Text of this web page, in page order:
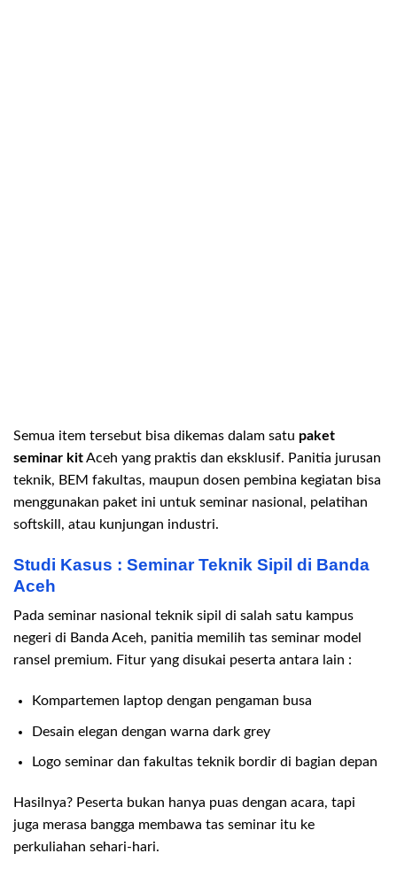
Semua item tersebut bisa dikemas dalam satu paket
seminar kitAceh yang praktis dan eksklusif. Panitia jurusan
teknik, BEM fakultas, maupun dosen pembina kegiatan bisa
menggunakan paket ini untuk seminar nasional, pelatihan
softskill, atau kunjungan industri.
Studi Kasus : Seminar Teknik Sipil di Banda
Aceh
Pada seminar nasional teknik sipil di salah satu kampus
negeri di Banda Aceh, panitia memilih tas seminar model
ransel premium. Fitur yang disukai peserta antara lain :
Kompartemen laptop dengan pengaman busa
Desain elegan dengan warna dark grey
Logo seminar dan fakultas teknik bordir di bagian depan
Hasilnya? Peserta bukan hanya puas dengan acara, tapi
juga merasa bangga membawa tas seminar itu ke
perkuliahan sehari-hari.